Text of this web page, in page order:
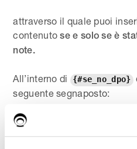
attraverso il quale puoi
contenutose e solo se è
note.
All’interno di {#se_no_dpo}
seguente segnaposto:
{dpo_note}
- questo
leNote presenti nel campo